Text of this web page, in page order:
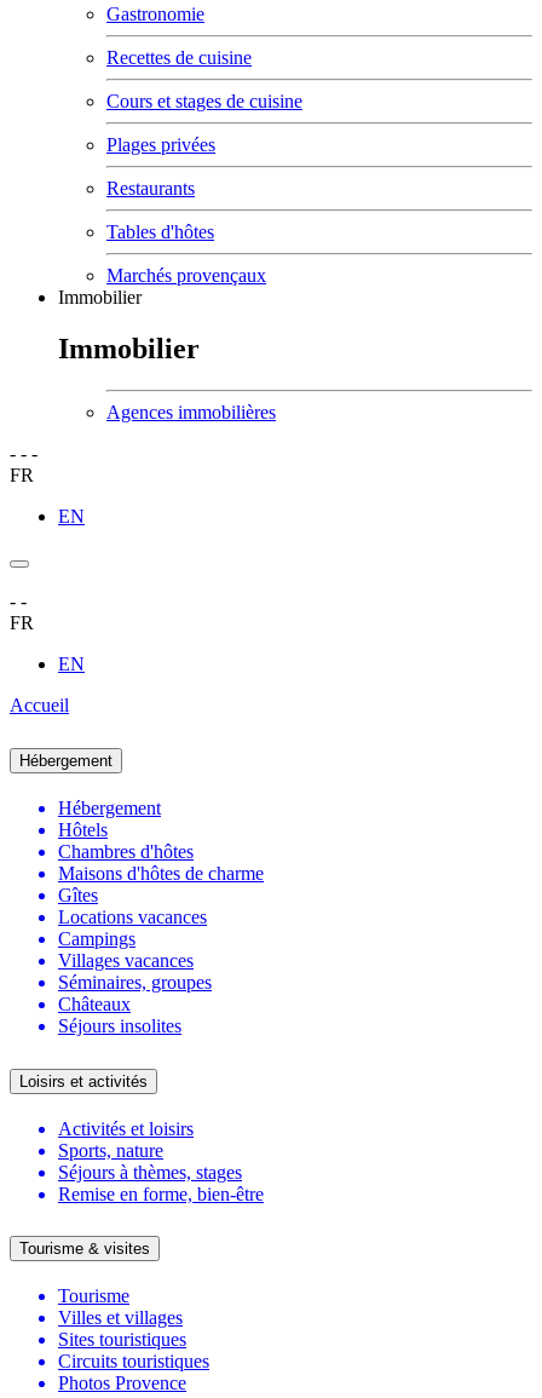
Gastronomie
Recettes de cuisine
Cours et stages de cuisine
Plages privées
Restaurants
Tables d'hôtes
Marchés provençaux
Immobilier
Immobilier
Agences immobilières
- - -
FR
EN
- -
FR
EN
Accueil
Hébergement
Hébergement
Hôtels
Chambres d'hôtes
Maisons d'hôtes de charme
Gîtes
Locations vacances
Campings
Villages vacances
Séminaires, groupes
Châteaux
Séjours insolites
Loisirs et activités
Activités et loisirs
Sports, nature
Séjours à thèmes, stages
Remise en forme, bien-être
Tourisme & visites
Tourisme
Villes et villages
Sites touristiques
Circuits touristiques
Photos Provence